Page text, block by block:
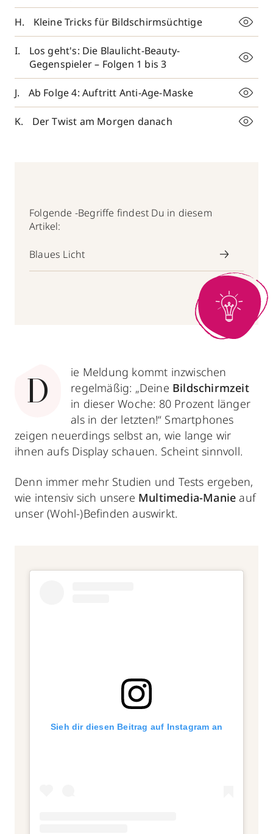
Kleine Tricks für Bildschirmsüchtige
Los geht's: Die Blaulicht-Beauty-
Gegenspieler – Folgen 1 bis 3
Ab Folge 4: Auftritt Anti-Age-Maske
Der Twist am Morgen danach
Folgende -Begriffe findest Du in diesem
Artikel:
Blaues Licht
D
ie Meldung kommt inzwischen
regelmäßig: „Deine Bildschirmzeit
in dieser Woche: 80 Prozent länger
als in der letzten!“ Smartphones
zeigen neuerdings selbst an, wie lange wir
ihnen aufs Display schauen. Scheint sinnvoll.
Denn immer mehr Studien und Tests ergeben,
wie intensiv sich unsere Multimedia-Manie auf
unser (Wohl-)Befinden auswirkt.
Sieh dir diesen Beitrag auf Instagram an